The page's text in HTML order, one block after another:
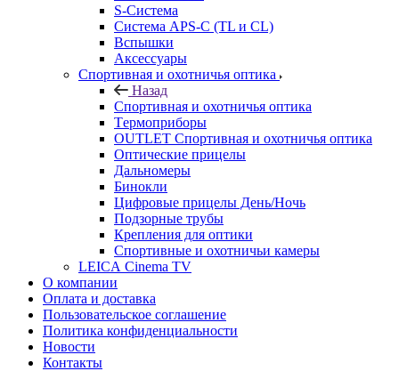
S-Система
Система APS-C (TL и CL)
Вспышки
Аксессуары
Спортивная и охотничья оптика
Назад
Спортивная и охотничья оптика
Tермоприборы
OUTLET Спортивная и охотничья оптика
Оптические прицелы
Дальномеры
Бинокли
Цифровые прицелы День/Ночь
Подзорные трубы
Крепления для оптики
Спортивные и охотничьи камеры
LEICA Cinema TV
О компании
Оплата и доставка
Пользовательское соглашение
Политика конфиденциальности
Новости
Контакты